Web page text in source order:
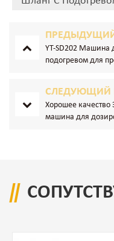
YT-SD202 Машина
подогревом для
СЛЕДУЮЩИЙ
Хорошее качество
машина для